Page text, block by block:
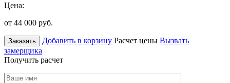
Цена:
от 44 000 руб.
Заказать Добавить в корзину Расчет цены Вызвать
замерщика
Получить расчет